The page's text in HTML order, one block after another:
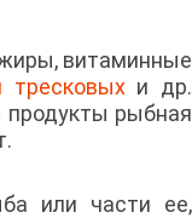
витаминные
тресковыхи др.
рыбная
или части ее,